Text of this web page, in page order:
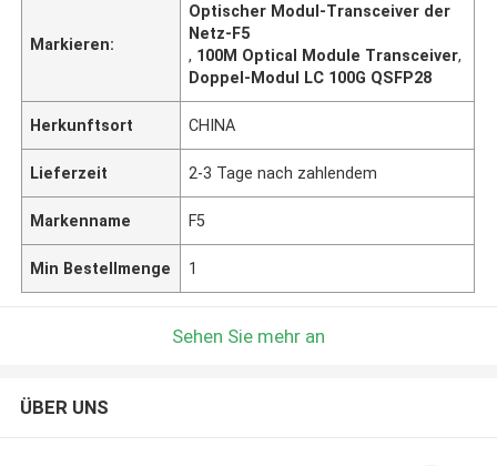
Markieren:
Optischer Modul-Transceiver der
Netz-F5
, 100M Optical Module Transceiver,
Doppel-Modul LC 100G QSFP28
Herkunftsort CHINA
Lieferzeit 2-3 Tage nach zahlendem
Markenname F5
Min Bestellmenge 1
Sehen Sie mehr an
ÜBER UNS